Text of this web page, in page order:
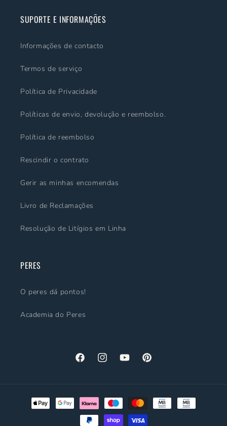
SUPORTE E INFORMAÇÕES
Informações de contacto
Termos de serviço
Política de Privacidade
Políticas de envio, devolução e reembolso.
Política de reembolso
Rescindir o contrato
Gerir as minhas encomendas
Livro de Reclamações
Resolução de Litígios em Linha
PERES
O peres dá pontos!
Academia do Peres
FacebookInstagramYouTubePinterest
Métodos